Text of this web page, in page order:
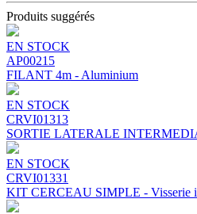
Produits suggérés
EN STOCK
AP00215
FILANT 4m - Aluminium
EN STOCK
CRVI01313
SORTIE LATERALE
EN STOCK
CRVI01331
KIT CERCEAU SIMPLE - Visserie